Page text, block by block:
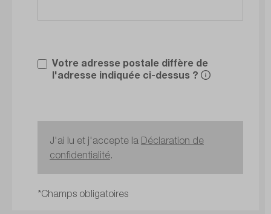
Votre adresse postale diffère de
l'adresse indiquée ci-dessus ?
J'ai lu et j'accepte la Déclaration de
confidentialité.
*Champs obligatoires